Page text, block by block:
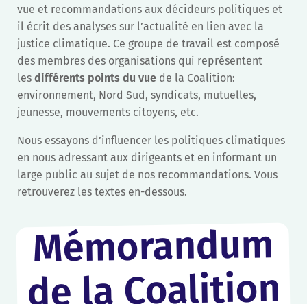
vue et recommandations aux décideurs politiques et
il écrit des analyses sur l’actualité en lien avec la
justice climatique. Ce groupe de travail est composé
des membres des organisations qui représentent
les différents points du vue de la Coalition:
environnement, Nord Sud, syndicats, mutuelles,
jeunesse, mouvements citoyens, etc.
Nous essayons d’influencer les politiques climatiques
en nous adressant aux dirigeants et en informant un
large public au sujet de nos recommandations. Vous
retrouverez les textes en-dessous.
Mémorandum
de la Coalition